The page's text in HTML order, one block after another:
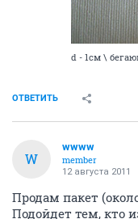
d - 1см \
ОТВЕТИТЬ
W
wwww
member
12 августа 2011
Продам пакет
Подойдет тем, кто